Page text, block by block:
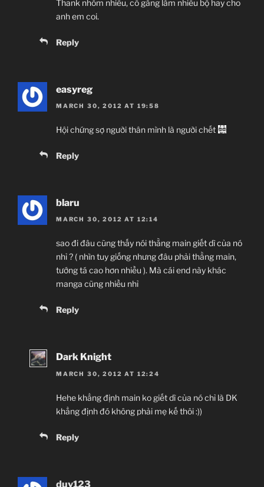
Thank nhóm nhiều, cố gắng làm nhiều bộ hay cho
anh em coi.
Reply
easyreg
MARCH 30, 2012 AT 19:58
Hội chứng sợ người thân mình là người chết
Reply
blaru
MARCH 30, 2012 AT 12:14
sao đi đâu cũng thấy nói thằng main giết dì của nó
nhỉ ? ( nhìn tuy giống nhưng đâu phải thằng main,
tướng tá cao hơn nhiều ). Mà cái end này khác
manga cũng nhiều nhỉ
Reply
Dark Knight
MARCH 30, 2012 AT 12:24
Hehe khẳng định main ko giết dì của nó chỉ là DK
khẳng định đó không phải mẹ kế thôi :))
Reply
duy123